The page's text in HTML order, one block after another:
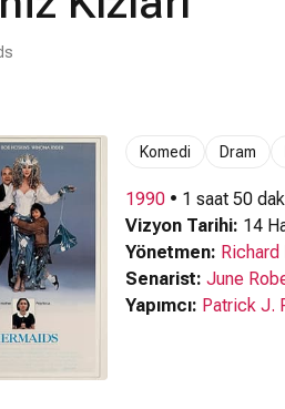
Komedi Dram
1990 • 1 saat 50
Vizyon Tarihi: 14
Yönetmen: Richard
Senarist: June
Yapımcı: Patrick J.